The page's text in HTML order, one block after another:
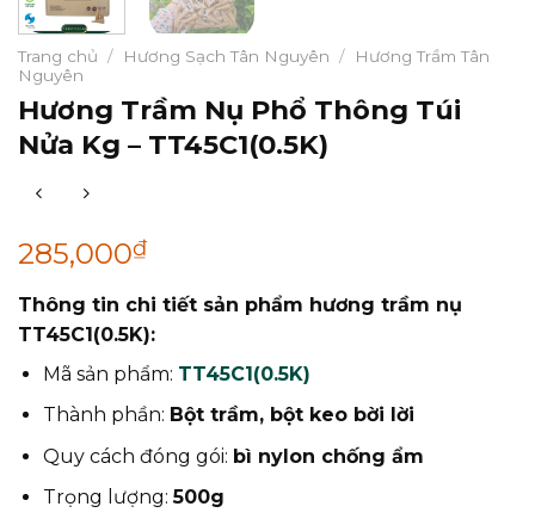
Trang chủ / Hương Sạch Tân Nguyên /
Hương Trầm Tân
Nguyên
Hương Trầm Nụ Phổ Thông Túi
Nửa Kg – TT45C1(0.5K)
285,000₫
Thông tin chi tiết sản phẩm hương trầm nụ
TT45C1(0.5K):
Mã sản phẩm: TT45C1(0.5K)
Thành phần: Bột trầm, bột keo bời lời
Quy cách đóng gói: bì nylon chống ẩm
Trọng lượng:500g